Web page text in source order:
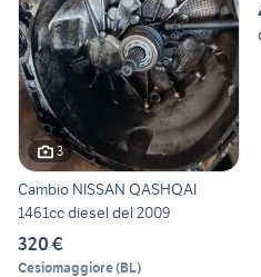
3
Cambio NISSAN QASHQAI
1461cc diesel del 2009
320 €
Cesiomaggiore(BL)